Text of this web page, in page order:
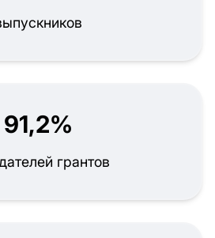
91,2%
грантов